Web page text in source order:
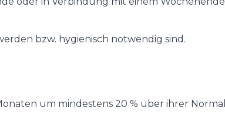
bzw. hygienisch notwendig sind.
um mindestens 20 % über ihrer